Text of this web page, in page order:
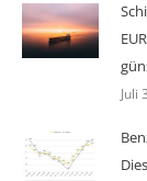
Juli